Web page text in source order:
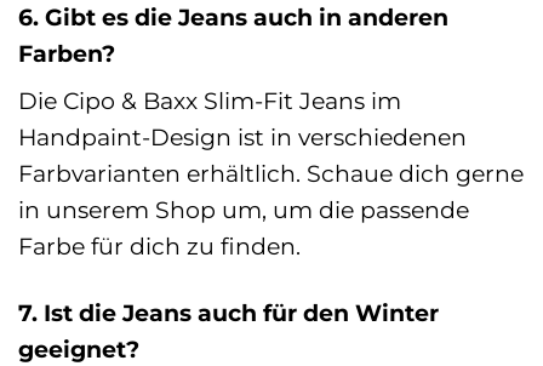
6. Gibt es die Jeans auch in anderen
Farben?
Die Cipo & Baxx Slim-Fit Jeans im
Handpaint-Design ist in verschiedenen
Farbvarianten erhältlich. Schaue dich gerne
in unserem Shop um, um die passende
Farbe für dich zu finden.
7. Ist die Jeans auch für den Winter
geeignet?